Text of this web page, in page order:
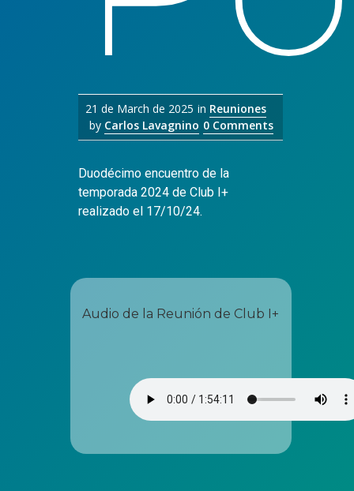
21 de March de 2025 in Reuniones
by Carlos Lavagnino 0 Comments
Duodécimo encuentro de la
temporada 2024 de Club I+
realizado el 17/10/24.
Audio de la Reunión de Club I+